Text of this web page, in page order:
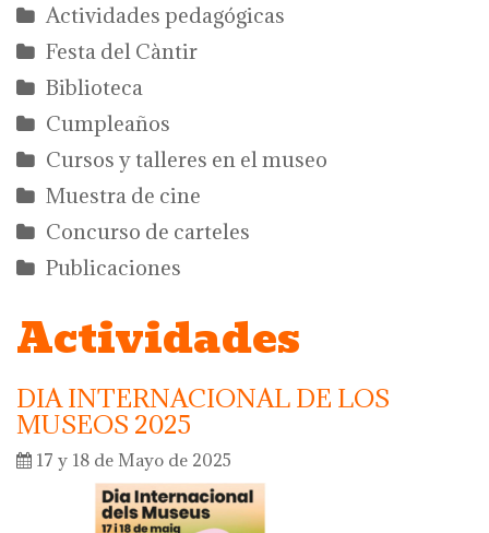
Actividades pedagógicas
Festa del Càntir
Biblioteca
Cumpleaños
Cursos y talleres en el museo
Muestra de cine
Concurso de carteles
Publicaciones
Actividades
DIA INTERNACIONAL DE LOS
MUSEOS 2025
17 y 18 de Mayo de 2025